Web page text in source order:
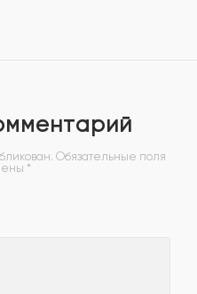
Обязательные поля
*